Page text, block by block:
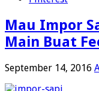
Mau Impor
Main Buat
September 14, 2016